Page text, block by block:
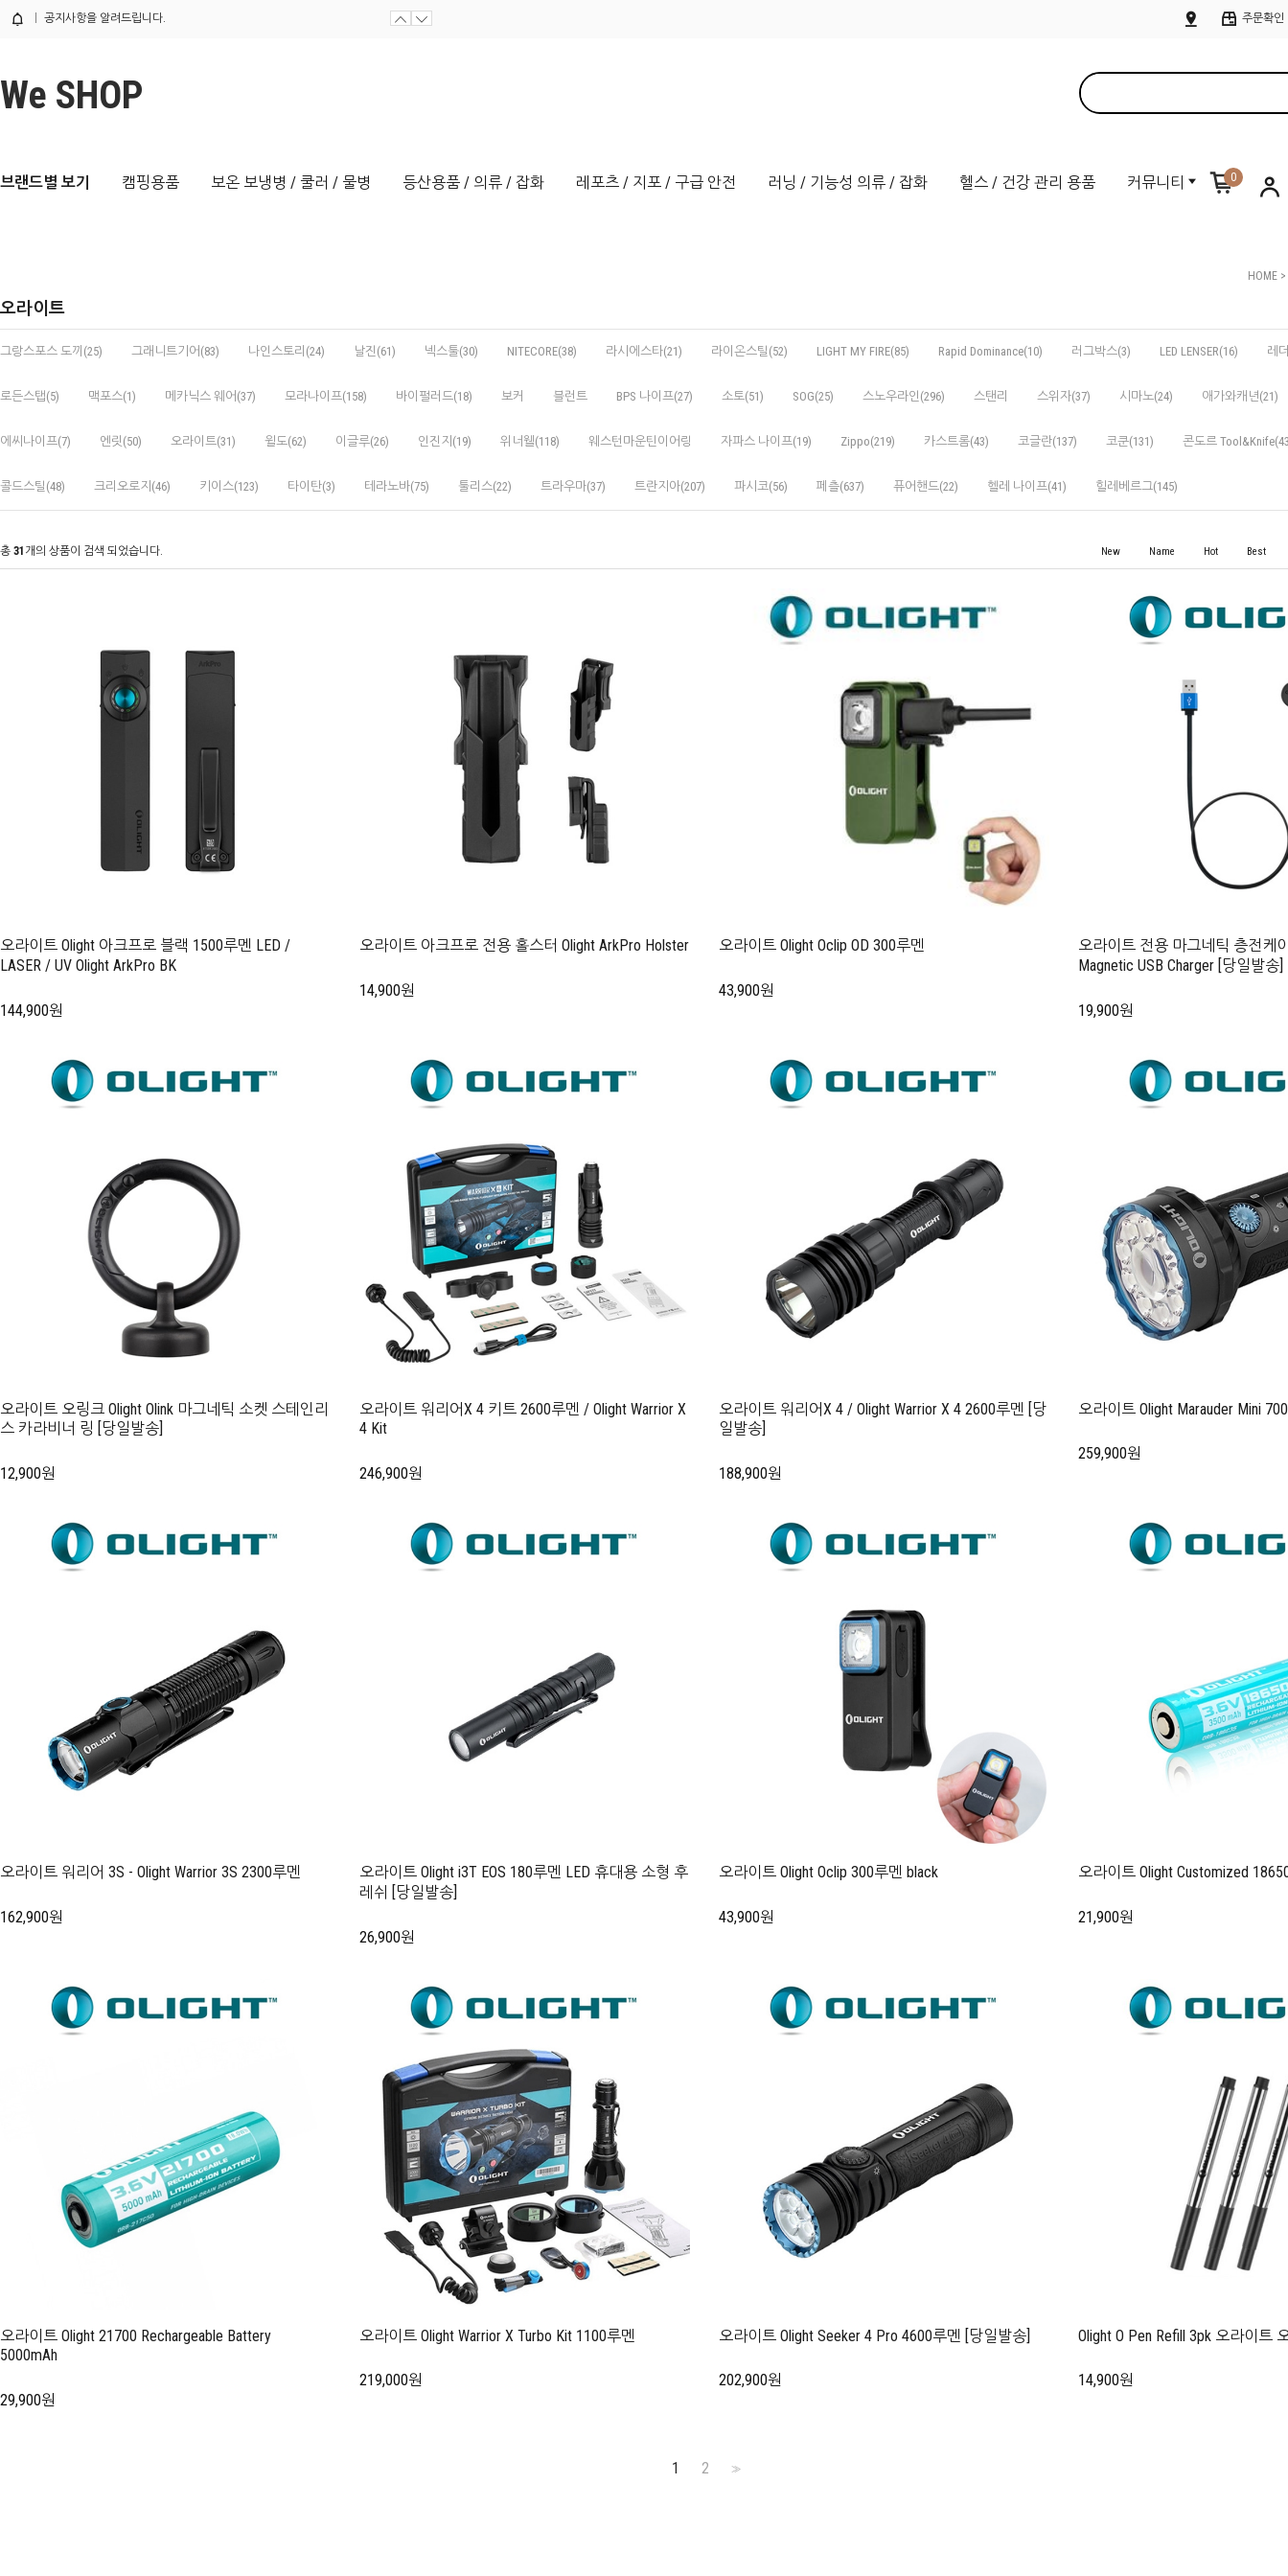
공지사항을 알려드립니다. 주문확인
We SHOP
브랜드별 보기 캠핑용품 보온 보냉병 / 쿨러 / 물병 등산용품 / 의류 / 잡화 레포츠 / 지포 / 구급 안전 러닝 / 기능성 의류 / 잡화 헬스 / 건강 관리 용품 커뮤니티 0
HOME >
오라이트
그랑스포스 도끼(25) 그래니트기어(83) 나인스토리(24) 날진(61) 넥스툴(30) NITECORE(38) 라시에스타(21) 라이온스틸(52) LIGHT MY FIRE(85) Rapid Dominance(10) 러그박스(3) LED LENSER(16) 레
로든스탭(5) 맥포스(1) 메카닉스 웨어(37) 모라나이프(158) 바이펄러드(18) 보커 블런트 BPS 나이프(27) 소토(51) SOG(25) 스노우라인(296) 스탠리 스위자(37) 시마노(24) 애가와캐년(21)
에씨나이프(7) 엔릿(50) 오라이트(31) 윌도(62) 이글루(26) 인진지(19) 위너웰(118) 웨스턴마운틴이어링 자파스 나이프(19) Zippo(219) 카스트롬(43) 코글란(137) 코쿤(131) 콘도르
콜드스틸(48) 크리오로지(46) 키이스(123) 타이탄(3) 테라노바(75) 툴리스(22) 트라우마(37) 트란지아(207) 파시코(56) 페츨(637) 퓨어핸드(22) 헬레 나이프(41) 힐레베르그(145)
총 31 개의 상품이 검색 되었습니다. New Name Hot Best
오라이트 Olight 아크프로 블랙 1500루멘 LED /
LASER / UV Olight ArkPro BK
144,900원
오라이트 아크프로 전용 홀스터 Olight ArkPro Holster
14,900원
오라이트 Olight Oclip OD 300루멘
43,900원
오라이트 전용 마그네틱 층전케
Magnetic USB Charger [당일발송]
19,900원
오라이트 오링크 Olight Olink 마그네틱 소켓 스테인리
스 카라비너 링 [당일발송]
12,900원
오라이트 워리어X 4 키트 2600루멘 / Olight Warrior X
4 Kit
246,900원
오라이트 워리어X 4 / Olight Warrior X 4 2600루멘 [당
일발송]
188,900원
오라이트 Olight Marauder Mini
259,900원
오라이트 워리어 3S - Olight Warrior 3S 2300루멘
162,900원
오라이트 Olight i3T EOS 180루멘 LED 휴대용 소형 후
레쉬 [당일발송]
26,900원
오라이트 Olight Oclip 300루멘 black
43,900원
오라이트 Olight Customized
21,900원
오라이트 Olight 21700 Rechargeable Battery
5000mAh
29,900원
오라이트 Olight Warrior X Turbo Kit 1100루멘
219,000원
오라이트 Olight Seeker 4 Pro 4600루멘 [당일발송]
202,900원
Olight O Pen Refill 3pk 오라이트
14,900원
1 2 >>